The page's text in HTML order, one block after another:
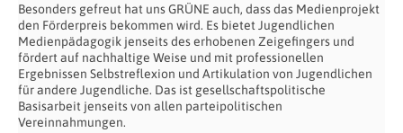
Besonders gefreut hat uns GRÜNE auch, dass das Medienprojekt
den Förderpreis bekommen wird. Es bietet Jugendlichen
Medienpädagogik jenseits des erhobenen Zeigefingers und
fördert auf nachhaltige Weise und mit professionellen
Ergebnissen Selbstreflexion und Artikulation von Jugendlichen
für andere Jugendliche. Das ist gesellschaftspolitische
Basisarbeit jenseits von allen parteipolitischen
Vereinnahmungen.